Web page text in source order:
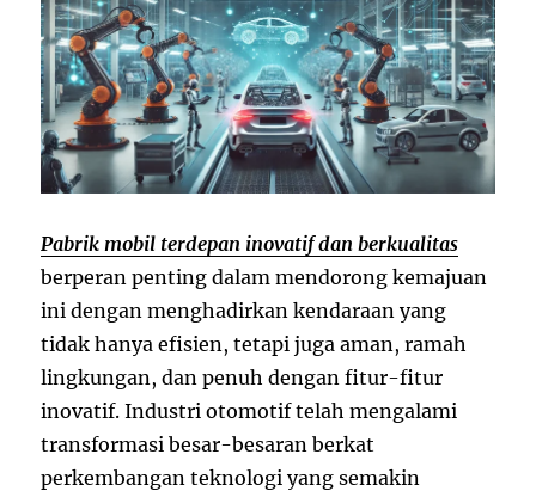
Pabrik mobil terdepan inovatif dan berkualitas
berperan penting dalam mendorong kemajuan
ini dengan menghadirkan kendaraan yang
tidak hanya efisien, tetapi juga aman, ramah
lingkungan, dan penuh dengan fitur-fitur
inovatif. Industri otomotif telah mengalami
transformasi besar-besaran berkat
perkembangan teknologi yang semakin